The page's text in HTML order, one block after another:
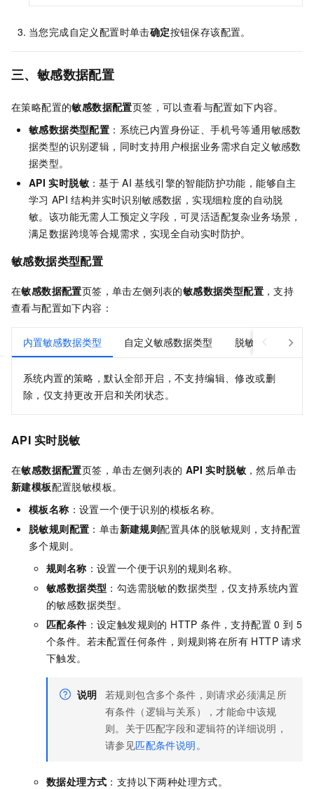
当您完成自定义配置时单击确定按钮保存该配置。
三、 敏感数据配置
在策略配置的敏感数据配置页签，可以查看与配置如下内容。
敏感数据类型配置 ：系统已内置身份证、手机号等通用敏感数
据类型的识别逻辑，同时支持用户根据业务需求自定义敏感数
据类型。
API 实时脱敏 ：基于 AI 基线引擎的智能防护功能，能够自主
学习 API 结构并实时识别敏感数据，实现细粒度的自动脱
敏。该功能无需人工预定义字段，可灵活适配复杂业务场景，
满足数据跨境等合规需求，实现全自动实时防护。
敏感数据类型配置
在敏感数据配置页签，单击左侧列表的敏感数据类型配置 ，支持
查看与配置如下内容：
内置敏感数据类型 自定义敏感数据类型 脱敏展示
系统内置的策略，默认全部开启，不支持编辑、修改或删
除，仅支持更改开启和关闭状态。
API 实时脱敏
在敏感数据配置页签，单击左侧列表的 API 实时脱敏 ，然后单击
新建模板配置脱敏模板。
模板名称 ：设置一个便于识别的模板名称。
脱敏规则配置 ：单击新建规则配置具体的脱敏规则，支持配置
多个规则。
规则名称 ：设置一个便于识别的规则名称。
敏感数据类型 ：勾选需脱敏的数据类型，仅支持系统内置
的敏感数据类型。
匹配条件 ：设定触发规则的 HTTP 条件，支持配置 0 到 5
个条件。若未配置任何条件，则规则将在所有 HTTP 请求
下触发。
说明 若规则包含多个条件，则请求必须满足所
有条件（逻辑与关系），才能命中该规
则。关于匹配字段和逻辑符的详细说明，
请参见匹配条件说明 。
数据处理方式 ：支持以下两种处理方式。